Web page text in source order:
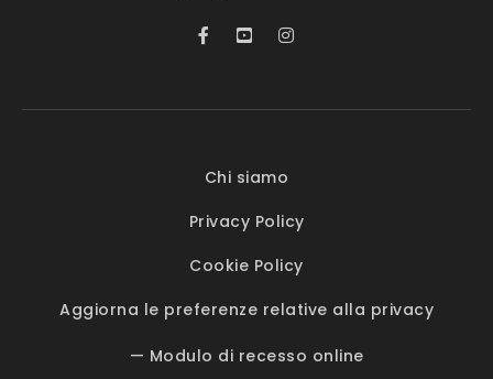
Chi siamo
Privacy Policy
Cookie Policy
Aggiorna le preferenze relative alla privacy
— Modulo di recesso online